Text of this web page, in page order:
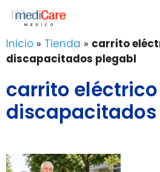
Saltar
contenido
Inicio » Tienda » carrito
discapacitados plegabl
carrito